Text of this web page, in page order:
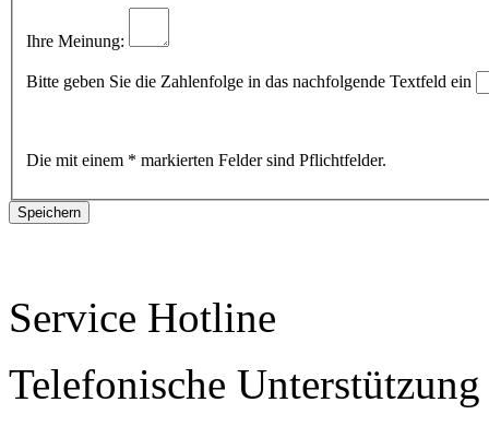
Ihre Meinung:
Bitte geben Sie die Zahlenfolge in das nachfolgende Textfeld ein
Die mit einem * markierten Felder sind Pflichtfelder.
Service Hotline
Telefonische